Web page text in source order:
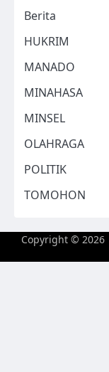
Berita
HUKRIM
MANADO
MINAHASA
MINSEL
OLAHRAGA
POLITIK
TOMOHON
Copyright © 2026